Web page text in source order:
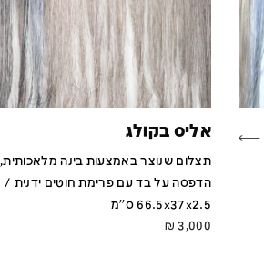
אליס בקולג
תצלום שנוצר באמצעות בינה מלאכותית,
הדפסה על בד עם פרימת חוטים ידנית /
66.5x37x2.5 ס''מ
3,000
₪